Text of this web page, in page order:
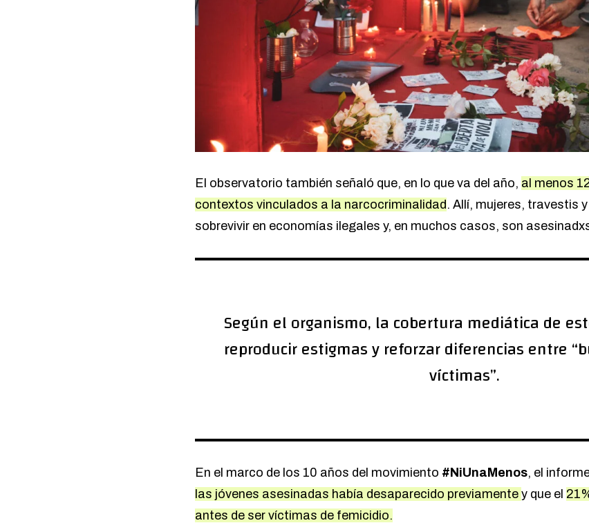
El observatorio también señaló que, en lo que va del año, al menos
contextos vinculados a la narcocriminalidad. Allí, mujeres, travestis
sobrevivir en economías ilegales y, en muchos casos, son
Según el organismo, la cobertura mediática de
reproducir estigmas y reforzar diferencias entre
víctimas”.
En el marco de los 10 años del movimiento #NiUnaMenos, el
las jóvenes asesinadas había desaparecido previamente y que el
antes de ser víctimas de femicidio.